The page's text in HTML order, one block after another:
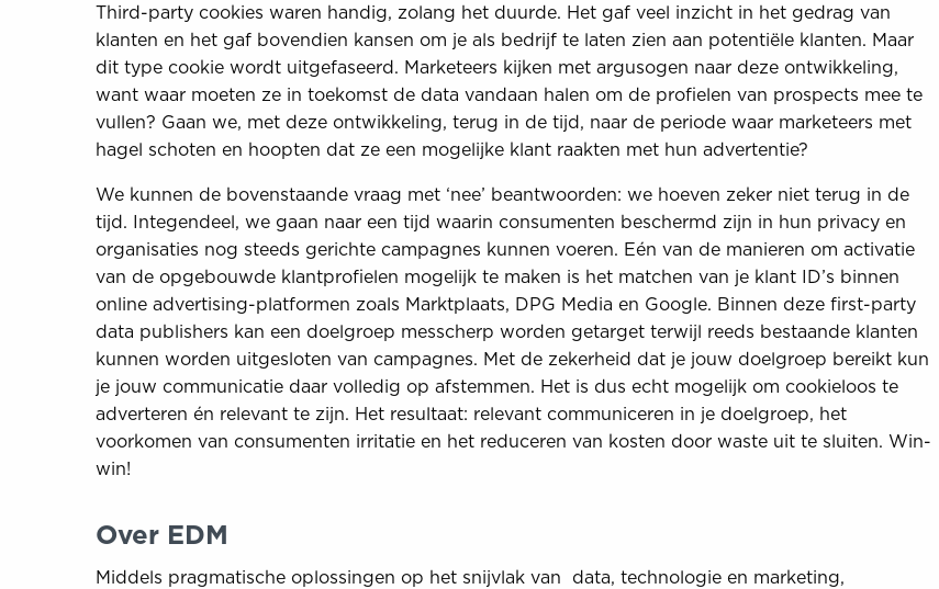
Third-party cookies waren handig, zolang het duurde. Het gaf veel inzicht in het gedrag van
klanten en het gaf bovendien kansen om je als bedrijf te laten zien aan potentiële klanten. Maar
dit type cookie wordt uitgefaseerd. Marketeers kijken met argusogen naar deze ontwikkeling,
want waar moeten ze in toekomst de data vandaan halen om de profielen van prospects mee te
vullen? Gaan we, met deze ontwikkeling, terug in de tijd, naar de periode waar marketeers met
hagel schoten en hoopten dat ze een mogelijke klant raakten met hun advertentie?
We kunnen de bovenstaande vraag met ‘nee’ beantwoorden: we hoeven zeker niet terug in de
tijd. Integendeel, we gaan naar een tijd waarin consumenten beschermd zijn in hun privacy en
organisaties nog steeds gerichte campagnes kunnen voeren. Eén van de manieren om activatie
van de opgebouwde klantprofielen mogelijk te maken is het matchen van je klant ID’s binnen
online advertising-platformen zoals Marktplaats, DPG Media en Google. Binnen deze first-party
data publishers kan een doelgroep messcherp worden getarget terwijl reeds bestaande klanten
kunnen worden uitgesloten van campagnes. Met de zekerheid dat je jouw doelgroep bereikt kun
je jouw communicatie daar volledig op afstemmen. Het is dus echt mogelijk om cookieloos te
adverteren én relevant te zijn. Het resultaat: relevant communiceren in je doelgroep, het
voorkomen van consumenten irritatie en het reduceren van kosten door waste uit te sluiten. Win-
win!
Over EDM
Middels pragmatische oplossingen op het snijvlak van data, technologie en marketing,